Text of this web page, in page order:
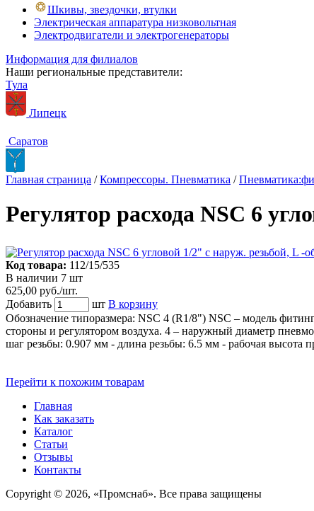
Шкивы, звездочки, втулки
Электрическая аппаратура низковольтная
Электродвигатели и электрогенераторы
Информация для филиалов
Наши региональные представители:
Тула
Липецк
Саратов
Главная страница / Компрессоры. Пневматика /
Регулятор расхода NSC 6
Код товара: 112/15/535
В наличии 7 шт
625,00 руб./шт.
Добавить
шт В корзину
Обозначение типоразмера: NSC 4 (R1/8") NSC – модель
стороны и регулятором воздуха. 4 – наружный диаметр
шаг резьбы: 0.907 мм - длина резьбы: 6.5 мм - рабочая высота
Перейти к похожим товарам
Главная
Как заказать
Каталог
Статьи
Отзывы
Контакты
Copyright © 2026, «Промснаб». Все права защищены